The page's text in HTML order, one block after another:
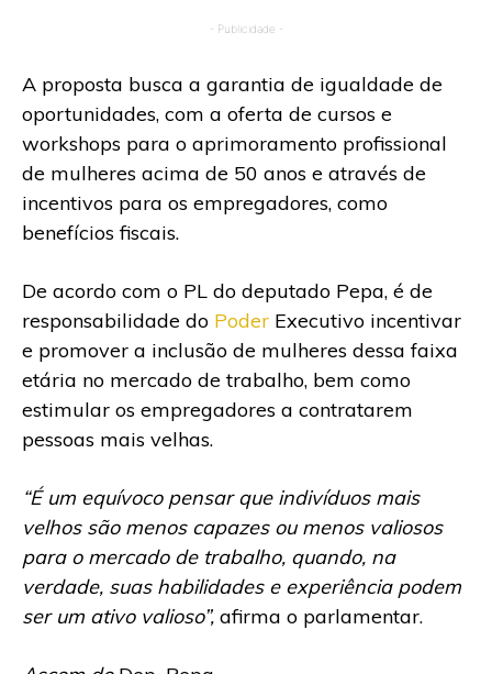
- Publicidade -
A proposta busca a garantia de igualdade de
oportunidades, com a oferta de cursos e
workshops para o aprimoramento profissional
de mulheres acima de 50 anos e através de
incentivos para os empregadores, como
benefícios fiscais.
De acordo com o PL do deputado Pepa, é de
responsabilidade do Poder Executivo incentivar
e promover a inclusão de mulheres dessa faixa
etária no mercado de trabalho, bem como
estimular os empregadores a contratarem
pessoas mais velhas.
“É um equívoco pensar que indivíduos mais
velhos são menos capazes ou menos valiosos
para o mercado de trabalho, quando, na
verdade, suas habilidades e experiência podem
ser um ativo valioso”, afirma o parlamentar.